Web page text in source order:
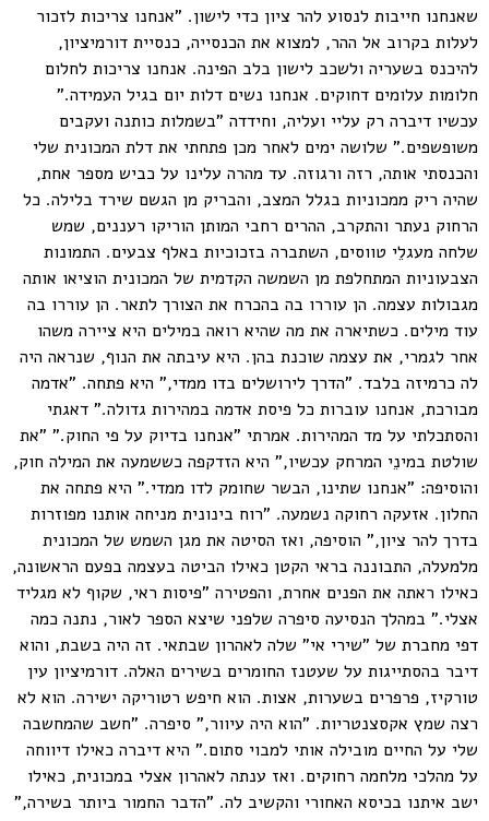
שאנחנו חייבות לנסוע להר ציון כדי לישון. "אנחנו צריכות לזכור
לעלות בקרוב אל ההר, למצוא את הכנסייה, כנסיית דורמיציון,
להיכנס בשעריה ולשכב לישון בלב הפינה. אנחנו צריכות לחלום
חלומות עלומים דחוקים. אנחנו נשים דלות יום בגיל העמידה."
עכשיו דיברה רק עליי ועליה, וחידדה "בשמלות כותנה ועקבים
משופשפים." שלושה ימים לאחר מכן פתחתי את דלת המכונית שלי
והכנסתי אותה, רזה ורגוזה. עד מהרה עלינו על כביש מספר אחת,
שהיה ריק ממכוניות בגלל המצב, והבריק מן הגשם שירד בלילה. כל
הרחוק נעתר והתקרב, ההרים רחבי המותן הוריקו רעננים, שמש
שלחה מעגלֵי טווסים, השתברה בזכוכיות באלף צבעים. התמונות
הצבעוניות המתחלפת מן השמשה הקדמית של המכונית הוציאו אותה
מגבולות עצמה. הן עוררו בה בהכרח את הצורך לתאר. הן עוררו בה
עוד מילים. כשתיארה את מה שהיא רואה במילים היא ציירה משהו
אחר לגמרי, את עצמה שוכנת בהן. היא עיבתה את הנוף, שנראה היה
לה כרמיזה בלבד. "הדרך לירושלים בדו ממדי," היא פתחה. "אדמה
מבורכת, אנחנו עוברות כל פיסת אדמה במהירות גדולה." דאגתי
והסתכלתי על מד המהירות. אמרתי "אנחנו בדיוק על פי החוק." "את
שולטת במינֵי המרחק עכשיו," היא הזדקפה כששמעה את המילה חוק,
והוסיפה: "אנחנו שתינו, הבשר שחומק לדו ממדי." היא פתחה את
החלון. אזעקה רחוקה נשמעה. "רוח בינונית מניחה אותנו מפוזרות
בדרך להר ציון," הוסיפה, ואז הסיטה את מגן השמש של המכונית
מלמעלה, התבוננה בראי הקטן כאילו הביטה בעצמה בפעם הראשונה,
כאילו ראתה את הפנים אחרת, והפטירה "פיסות ראי, שקוף לא מגליד
אצלי." במהלך הנסיעה סיפרה שלפני שיצא הספר לאור, נתנה כמה
דפי מחברת של "שירי אי" שלה לאהרון שבתאי. זה היה בשבת, והוא
דיבר בהסתייגות על שעטנז החומרים בשירים האלה. דורמיציון עין
טורקיז, פרפרים בשערות, אצות. הוא חיפש רטוריקה ישירה. הוא לא
רצה שמץ אקסצנטריות. "הוא היה עיוור," סיפרה. "חשב שהמחשבה
שלי על החיים מובילה אותי למבוי סתום." היא דיברה כאילו דיווחה
על מהלכי מלחמה רחוקים. ואז ענתה לאהרון אצלי במכונית, כאילו
ישב איתנו בכיסא האחורי והקשיב לה. "הדבר החמור ביותר בשירה,"